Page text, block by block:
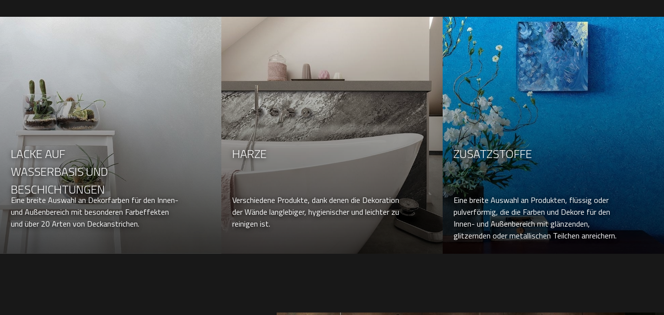
LACKE AUF
WASSERBASIS UND
BESCHICHTUNGEN
Eine breite Auswahl an Dekorfarben für den Innen-
und Außenbereich mit besonderen Farbeffekten
und über 20 Arten von Deckanstrichen.
HARZE
Verschiedene Produkte, dank denen die Dekoration
der Wände langlebiger, hygienischer und leichter zu
reinigen ist.
ZUSATZSTOFFE
Eine breite Auswahl an Produkten, flüssig oder
pulverförmig, die die Farben und Dekore für den
Innen- und Außenbereich mit glänzenden,
glitzernden oder metallischen Teilchen anreichern.